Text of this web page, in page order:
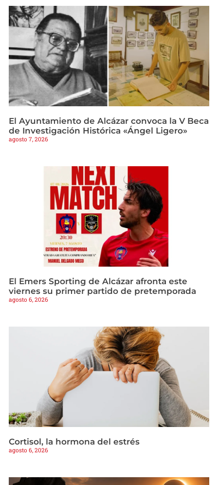
El Ayuntamiento de Alcázar convoca la V Beca
de Investigación Histórica «Ángel Ligero»
agosto 7, 2026
El Emers Sporting de Alcázar afronta este
viernes su primer partido de pretemporada
agosto 6, 2026
Cortisol, la hormona del estrés
agosto 6, 2026